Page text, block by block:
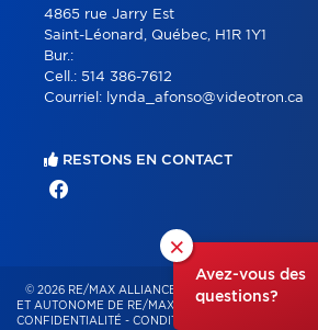
×
Avez-vous des
questions?
4865 rue Jarry Est
Saint-Léonard, Québec, H1R 1Y1
Bur.:
Cell.: 514 386-7612
Courriel: lynda_afonso@videotron.ca
RESTONS EN CONTACT
© 2026 RE/MAX ALLIANCE & PRO-COMMERCIAL –
ET AUTONOME DE RE/MAX QUÉBEC – TOUS DROITS
CONFIDENTIALITÉ - CONDITIONS D'UTILISATION